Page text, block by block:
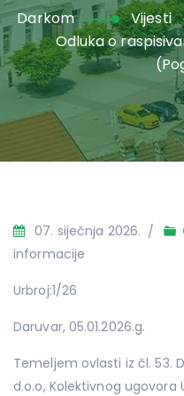
Darkom Vijesti
Odluka o
07. siječnja 2026.
informacije
Urbroj:1/26
Daruvar, 05.01.2026.g.
Temeljem ovlasti iz čl. 53.
d.o.o, Kolektivnog ugovora